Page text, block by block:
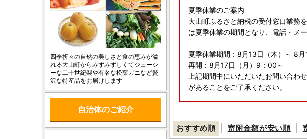
夏季休業のご案内
大山町ふるさと納税の受付窓口業務
は夏季休業の期間となり、電話・メ
夏季休業期間：8月13日（木）～ 8月
再開：8月17日（月）9：00～
上記期間中にいただいたお問い合わ
があることをご了承ください。
おすすめ順 寄附金額が安い順
四季折々の自然の美しさと食の恵みが溢
れる大山町からみずみずしくてジューシ
ーな二十世紀梨や有名な松葉ガニなど贅
沢な特産品をお届けします
自治体のご紹介